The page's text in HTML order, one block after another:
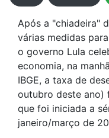
Após a "chiadeira"
várias medidas
o governo Lula
economia, na
IBGE, a taxa de
outubro deste ano)
que foi iniciada a
janeiro/março de